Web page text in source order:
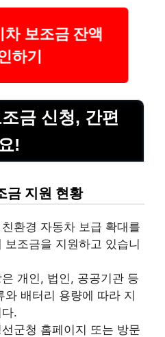
보조금 잔액
하기
금 신청, 간편
!
금 지원 현황
환경 자동차 보급 확대를
보조금을 지원하고 있습니
개인, 법인, 공공기관 등
와 배터리 용량에 따라 지
.
군청 홈페이지 또는 방문